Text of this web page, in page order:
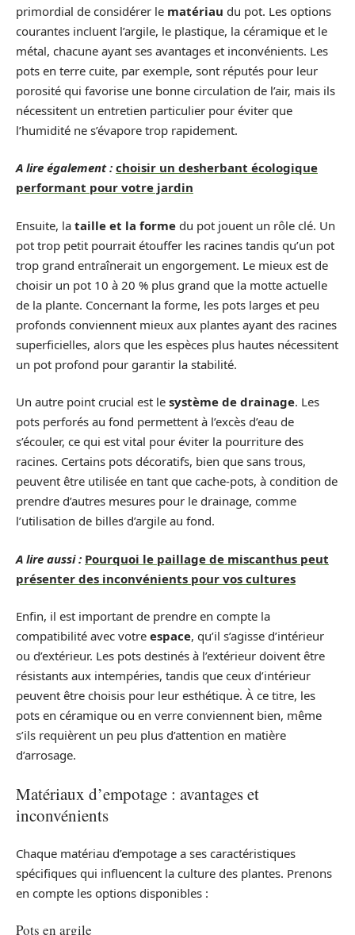
primordial de considérer le matériau du pot. Les options
courantes incluent l’argile, le plastique, la céramique et le
métal, chacune ayant ses avantages et inconvénients. Les
pots en terre cuite, par exemple, sont réputés pour leur
porosité qui favorise une bonne circulation de l’air, mais ils
nécessitent un entretien particulier pour éviter que
l’humidité ne s’évapore trop rapidement.
A lire également : choisir un desherbant écologique
performant pour votre jardin
Ensuite, la taille et la forme du pot jouent un rôle clé. Un
pot trop petit pourrait étouffer les racines tandis qu’un pot
trop grand entraînerait un engorgement. Le mieux est de
choisir un pot 10 à 20 % plus grand que la motte actuelle
de la plante. Concernant la forme, les pots larges et peu
profonds conviennent mieux aux plantes ayant des racines
superficielles, alors que les espèces plus hautes nécessitent
un pot profond pour garantir la stabilité.
Un autre point crucial est le système de drainage. Les
pots perforés au fond permettent à l’excès d’eau de
s’écouler, ce qui est vital pour éviter la pourriture des
racines. Certains pots décoratifs, bien que sans trous,
peuvent être utilisée en tant que cache-pots, à condition de
prendre d’autres mesures pour le drainage, comme
l’utilisation de billes d’argile au fond.
A lire aussi : Pourquoi le paillage de miscanthus peut
présenter des inconvénients pour vos cultures
Enfin, il est important de prendre en compte la
compatibilité avec votre espace, qu’il s’agisse d’intérieur
ou d’extérieur. Les pots destinés à l’extérieur doivent être
résistants aux intempéries, tandis que ceux d’intérieur
peuvent être choisis pour leur esthétique. À ce titre, les
pots en céramique ou en verre conviennent bien, même
s’ils requièrent un peu plus d’attention en matière
d’arrosage.
Matériaux d’empotage : avantages et
inconvénients
Chaque matériau d’empotage a ses caractéristiques
spécifiques qui influencent la culture des plantes. Prenons
en compte les options disponibles :
Pots en argile